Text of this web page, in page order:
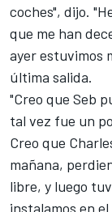
coches", dijo.
que me han
ayer estuvimos
última salida.
"Creo que Seb
tal vez fue un
Creo que
mañana,
libre, y luego
instalamos en el